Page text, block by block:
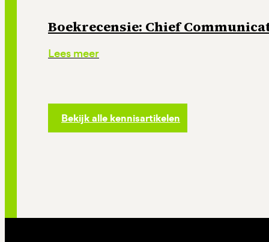
Boekrecensie: Chief
Lees meer
Bekijk alle kennisartikelen